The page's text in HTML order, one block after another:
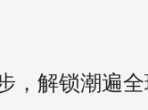
，解锁潮遍